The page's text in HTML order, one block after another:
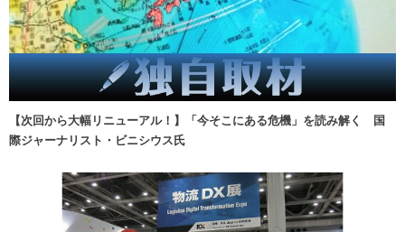
【次回から大幅リニューアル！】「今そこにある危機」を読み解く 国
際ジャーナリスト・ビニシウス氏